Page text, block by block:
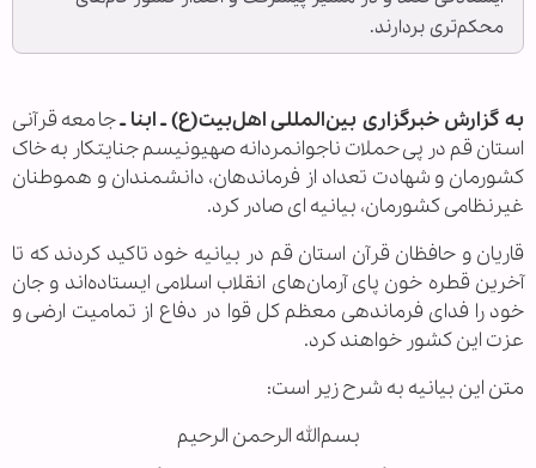
محکم‌تری بردارند.
به گزارش خبرگزاری بین‌المللی اهل‌بیت(ع) ـ ابنا ـجامعه قرآنی
استان قم در پی حملات ناجوانمردانه صهیونیسم جنایتکار به خاک
کشورمان و شهادت تعداد از فرماندهان، دانشمندان و هموطنان
غیرنظامی کشورمان، بیانیه ای صادر کرد.
قاریان و حافظان قرآن استان قم در بیانیه خود تاکید کردند که تا
آخرین قطره خون پای آرمان‌های انقلاب اسلامی ایستاده‌اند و جان
خود را فدای فرماندهی معظم کل قوا در دفاع از تمامیت ارضی و
عزت این کشور خواهند کرد.
متن این بیانیه به شرح زیر است:
بسم‌الله الرحمن الرحیم